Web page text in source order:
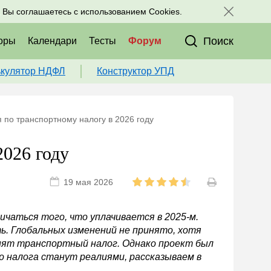
Вы соглашаетесь с использованием Cookies.
к нам в соц. сетях:
Календари Тесты Форум Поиск
НДФЛ Конструктор УПД
транспортному налогу в 2026 году
году
19 мая 2026
того, что уплачивается в 2025-м.
Глобальных изменений не принято, хотя
транспортный налог. Однако проект был
станут реалиями, рассказываем в